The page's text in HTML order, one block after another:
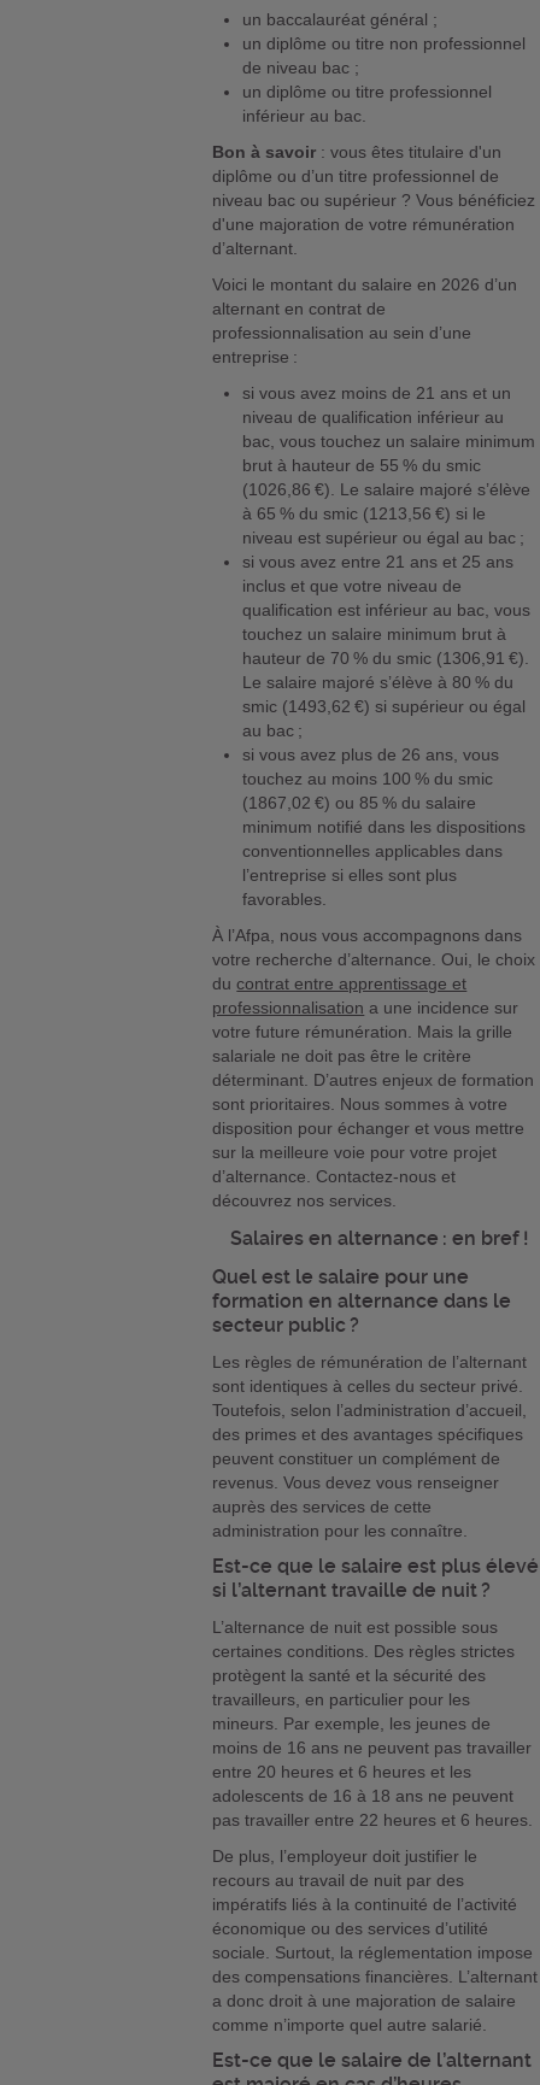
un baccalauréat général ;
un diplôme ou titre non professionnel
de niveau bac ;
un diplôme ou titre professionnel
inférieur au bac.
Bon à savoir : vous êtes titulaire d'un
diplôme ou d’un titre professionnel de
niveau bac ou supérieur ? Vous bénéficiez
d'une majoration de votre rémunération
d’alternant.
Voici le montant du salaire en 2026 d’un
alternant en contrat de
professionnalisation au sein d’une
entreprise :
si vous avez moins de 21 ans et un
niveau de qualification inférieur au
bac, vous touchez un salaire minimum
brut à hauteur de 55 % du smic
(1026,86 €). Le salaire majoré s’élève
à 65 % du smic (1213,56 €) si le
niveau est supérieur ou égal au bac ;
si vous avez entre 21 ans et 25 ans
inclus et que votre niveau de
qualification est inférieur au bac, vous
touchez un salaire minimum brut à
hauteur de 70 % du smic (1306,91 €).
Le salaire majoré s’élève à 80 % du
smic (1493,62 €) si supérieur ou égal
au bac ;
si vous avez plus de 26 ans, vous
touchez au moins 100 % du smic
(1867,02 €) ou 85 % du salaire
minimum notifié dans les dispositions
conventionnelles applicables dans
l’entreprise si elles sont plus
favorables.
À l’Afpa, nous vous accompagnons dans
votre recherche d’alternance. Oui, le choix
ducontrat entre apprentissage et
professionnalisation a une incidence sur
votre future rémunération. Mais la grille
salariale ne doit pas être le critère
déterminant. D’autres enjeux de formation
sont prioritaires. Nous sommes à votre
disposition pour échanger et vous mettre
sur la meilleure voie pour votre projet
d’alternance. Contactez-nous et
découvrez nos services.
Salaires en alternance : en bref !
Quel est le salaire pour une
formation en alternance dans le
secteur public ?
Les règles de rémunération de l’alternant
sont identiques à celles du secteur privé.
Toutefois, selon l’administration d’accueil,
des primes et des avantages spécifiques
peuvent constituer un complément de
revenus. Vous devez vous renseigner
auprès des services de cette
administration pour les connaître.
Est-ce que le salaire est plus élevé
si l’alternant travaille de nuit ?
L’alternance de nuit est possible sous
certaines conditions. Des règles strictes
protègent la santé et la sécurité des
travailleurs, en particulier pour les
mineurs. Par exemple, les jeunes de
moins de 16 ans ne peuvent pas travailler
entre 20 heures et 6 heures et les
adolescents de 16 à 18 ans ne peuvent
pas travailler entre 22 heures et 6 heures.
De plus, l’employeur doit justifier le
recours au travail de nuit par des
impératifs liés à la continuité de l’activité
économique ou des services d’utilité
sociale. Surtout, la réglementation impose
des compensations financières. L’alternant
a donc droit à une majoration de salaire
comme n’importe quel autre salarié.
Est-ce que le salaire de l’alternant